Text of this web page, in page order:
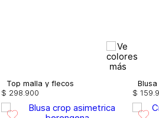
Top malla y flecos
$ 298 900
$ 159